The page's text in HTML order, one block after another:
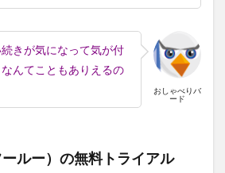
おしゃべりバ
ード
きが気になって気が付
んてこともありえるの
ールー）の無料トライアル